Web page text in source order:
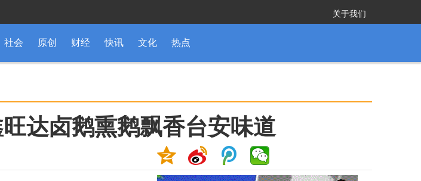
关于我们
社会 原创 财经 快讯 文化 热点
达卤鹅熏鹅飘香台安味道